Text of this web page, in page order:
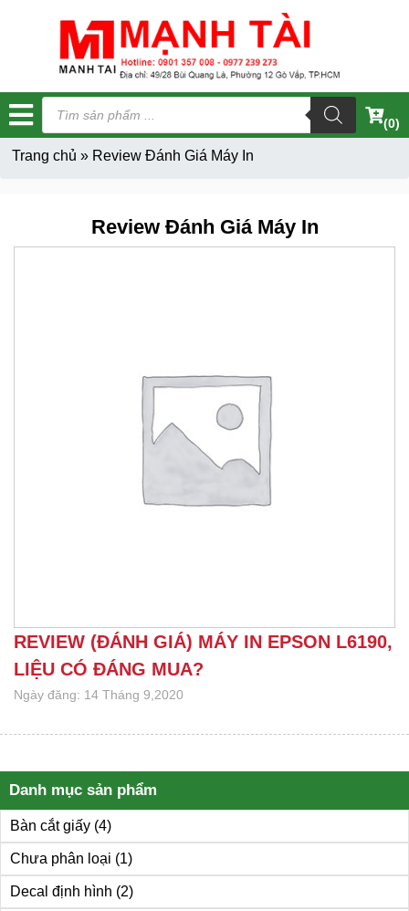
Tìm
kiếm
sản
phẩm
(0)
Trang chủ » Review Đánh Giá Máy In
Review Đánh Giá Máy In
REVIEW (ĐÁNH GIÁ) MÁY IN EPSON L6190,
LIỆU CÓ ĐÁNG MUA?
Ngày đăng: 14 Tháng 9,2020
Danh mục sản phẩm
Bàn cắt giấy (4)
Chưa phân loại (1)
Decal định hình (2)